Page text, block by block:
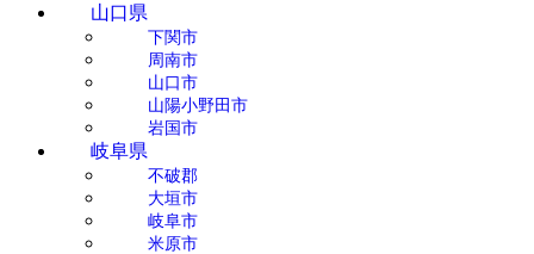
山口県
下関市
周南市
山口市
山陽小野田市
岩国市
岐阜県
不破郡
大垣市
岐阜市
米原市